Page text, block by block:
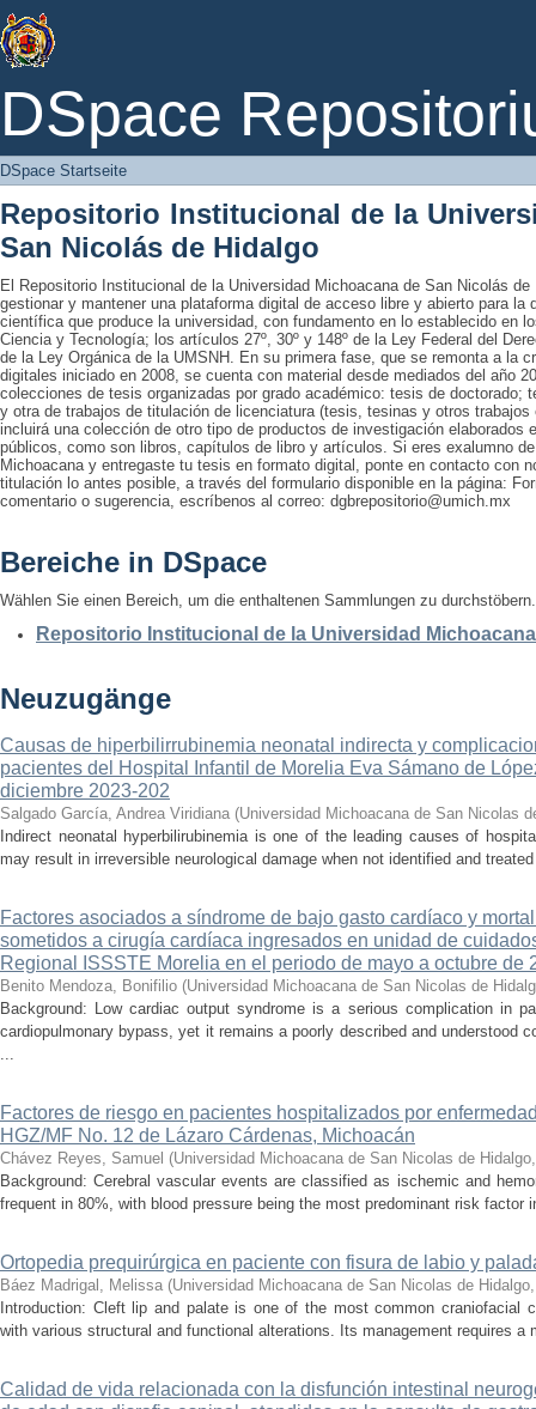
DSpace
DSpace Startseite
DSpace Startseite
Repositorio Institucional de la
San Nicolás de Hidalgo
El Repositorio Institucional de la Universidad Michoacana de San Nicolás
gestionar y mantener una plataforma digital de acceso libre y abierto para la
científica que produce la universidad, con fundamento en lo establecido en
Ciencia y Tecnología; los artículos 27º, 30º y 148º de la Ley Federal del
de la Ley Orgánica de la UMSNH. En su primera fase, que se remonta a la
digitales iniciado en 2008, se cuenta con material desde mediados del año
colecciones de tesis organizadas por grado académico: tesis de doctorado;
y otra de trabajos de titulación de licenciatura (tesis, tesinas y otros
incluirá una colección de otro tipo de productos de investigación elaborados
públicos, como son libros, capítulos de libro y artículos. Si eres exalumno
Michoacana y entregaste tu tesis en formato digital, ponte en contacto con
titulación lo antes posible, a través del formulario disponible en la página:
comentario o sugerencia, escríbenos al correo: dgbrepositorio@umich.mx
Bereiche in DSpace
Wählen Sie einen Bereich, um die enthaltenen Sammlungen zu durchstöbern.
Repositorio Institucional de la Universidad
Neuzugänge
Causas de hiperbilirrubinemia neonatal indirecta y
pacientes del Hospital Infantil de Morelia Eva Sámano de
diciembre 2023-202
Salgado García, Andrea Viridiana (Universidad Michoacana de San Nicolas
Indirect neonatal hyperbilirubinemia is one of the leading causes of
may result in irreversible neurological damage when not identified and
Factores asociados a síndrome de bajo gasto cardíaco y
sometidos a cirugía cardíaca ingresados en unidad de
Regional ISSSTE Morelia en el periodo de mayo a octubre de
Benito Mendoza, Bonifilio (Universidad Michoacana de San Nicolas de
Background: Low cardiac output syndrome is a serious complication in
cardiopulmonary bypass, yet it remains a poorly described and understood
...
Factores de riesgo en pacientes hospitalizados por
HGZ/MF No. 12 de Lázaro Cárdenas, Michoacán
Chávez Reyes, Samuel (Universidad Michoacana de San Nicolas de Hidalgo
Background: Cerebral vascular events are classified as ischemic and
frequent in 80%, with blood pressure being the most predominant risk factor
Ortopedia prequirúrgica en paciente con fisura de labio y
Báez Madrigal, Melissa (Universidad Michoacana de San Nicolas de Hidalgo
Introduction: Cleft lip and palate is one of the most common craniofacial
with various structural and functional alterations. Its management requires a
Calidad de vida relacionada con la disfunción intestinal